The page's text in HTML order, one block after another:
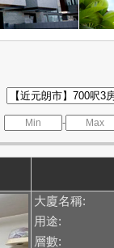
-
大廈名稱:
用途:
層數: